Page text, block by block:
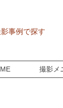
事例で探す
撮影メ